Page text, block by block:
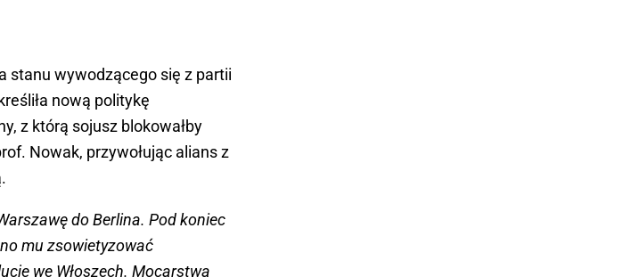
stanu wywodzącego się z partii
nową politykę
z którą sojusz blokowałby
Nowak, przywołując alians z
do Berlina. Pod koniec
mu zsowietyzować
we Włoszech. Mocarstwa